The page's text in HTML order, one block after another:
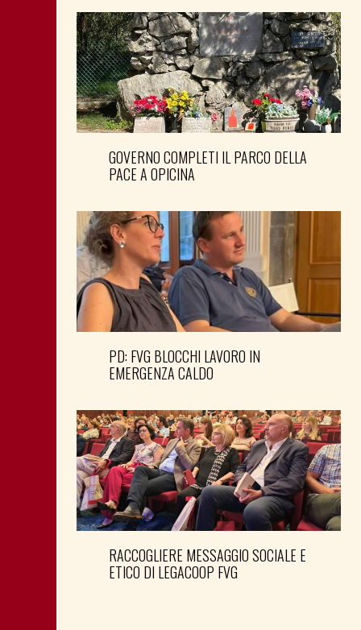
GOVERNO COMPLETI IL PARCO DELLA
PACE A OPICINA
PD: FVG BLOCCHI LAVORO IN
EMERGENZA CALDO
RACCOGLIERE MESSAGGIO SOCIALE E
ETICO DI LEGACOOP FVG